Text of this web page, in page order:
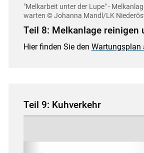
"Melkarbeit unter der Lupe" -
warten © Johanna Mandl/LK
Teil 8: Melkanlage reinigen
Hier finden Sie den Wartungsplan
Teil 9: Kuhverkehr